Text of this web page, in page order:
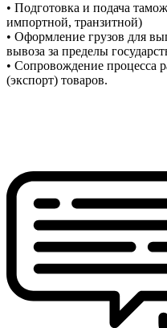
• Подготовка и подача
импортной, транзитной)
• Оформление грузов для
вывоза за пределы
• Сопровождение процесса
(экспорт) товаров.